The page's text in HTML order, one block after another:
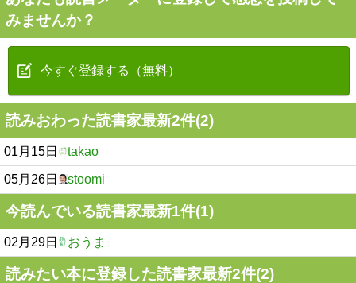
みませんか？
今すぐ登録する（無料）
読みおわった読書家最新2件(2)
01月15日 takao
05月26日 stoomi
今読んでいる読書家最新1件(1)
02月29日 おうま
読みたい本に登録した読書家最新2件(2)